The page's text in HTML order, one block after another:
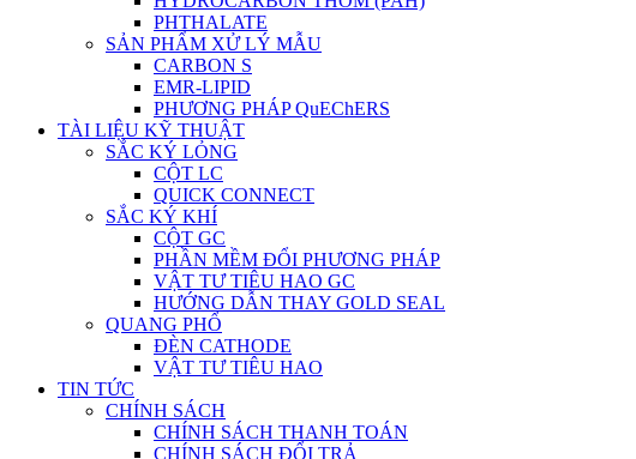
PHTHALATE
SẢN PHẨM XỬ LÝ MẪU
CARBON S
EMR-LIPID
PHƯƠNG PHÁP QuEChERS
TÀI LIỆU KỸ THUẬT
SẮC KÝ LỎNG
CỘT LC
QUICK CONNECT
SẮC KÝ KHÍ
CỘT GC
PHẦN MỀM ĐỔI PHƯƠNG PHÁP
VẬT TƯ TIÊU HAO GC
HƯỚNG DẪN THAY GOLD SEAL
QUANG PHỔ
ĐÈN CATHODE
VẬT TƯ TIÊU HAO
TIN TỨC
CHÍNH SÁCH
CHÍNH SÁCH THANH TOÁN
CHÍNH SÁCH ĐỔI TRẢ